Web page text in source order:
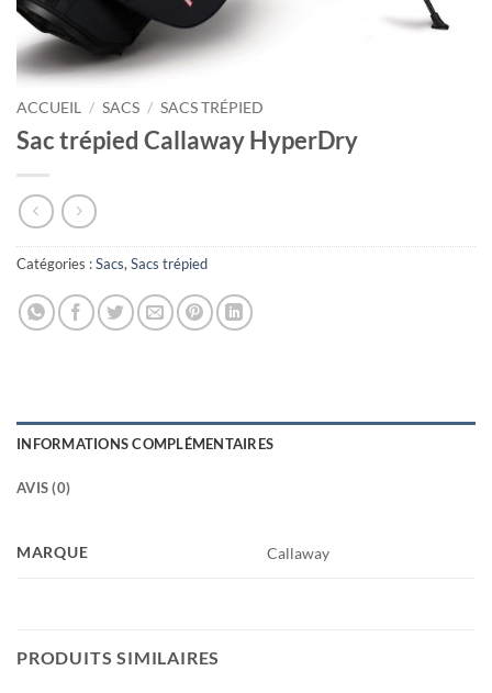
ACCUEIL / SACS / SACS TRÉPIED
Sac trépied Callaway HyperDry
Catégories :Sacs,Sacs trépied
INFORMATIONS COMPLÉMENTAIRES
AVIS (0)
MARQUE Callaway
PRODUITS SIMILAIRES